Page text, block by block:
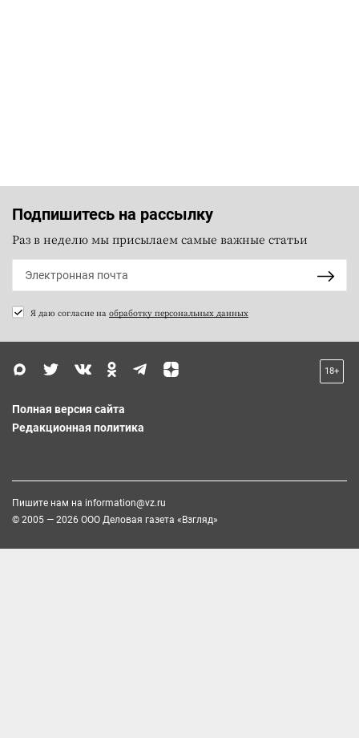
Подпишитесь на рассылку
Раз в неделю мы присылаем самые важные статьи
Я даю согласие на обработку персональных данных
18+
Полная версия сайта
Редакционная политика
Пишите нам на information@vz.ru
© 2005 — 2026 ООО Деловая газета «Взгляд»